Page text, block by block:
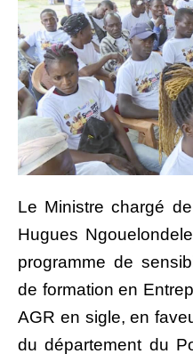
Le Ministre chargé
Hugues
programme de
de formation en
AGR en sigle, en
du département du